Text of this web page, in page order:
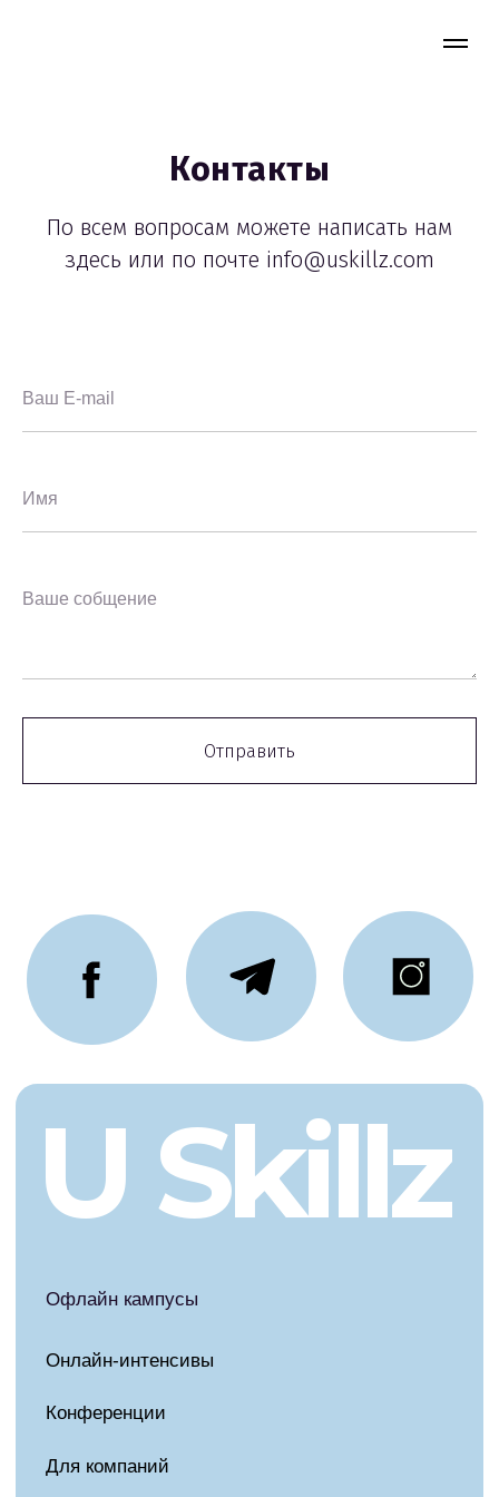
Контакты
По всем вопросам можете написать нам
здесь или по почте info@uskillz.com
Ваш E-mail
Имя
Ваше собщение
Отправить
Политика конфиденциальности
персональных данных
Офлайн кампусы
Для компаний
Конференции
Онлайн-интенсивы